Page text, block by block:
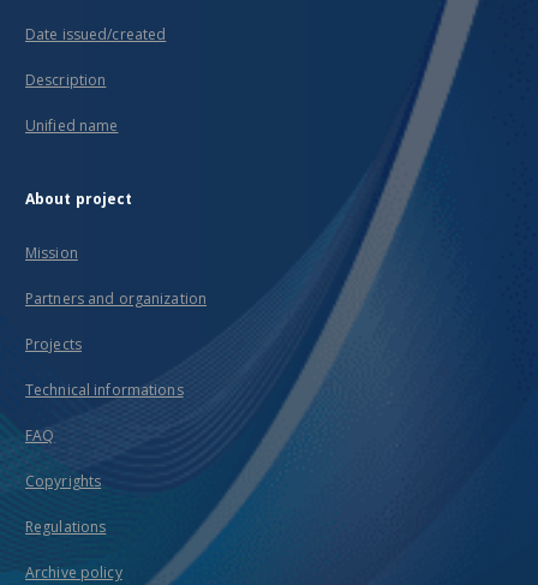
Date issued/created
Description
Unified name
About project
Mission
Partners and organization
Projects
Technical informations
FAQ
Copyrights
Regulations
Archive policy